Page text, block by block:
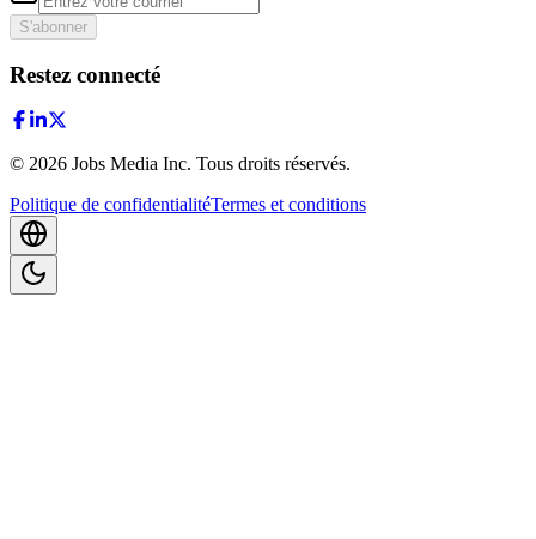
S'abonner
Restez connecté
© 2026 Jobs Media Inc. Tous droits réservés.
Politique de confidentialitéTermes et conditions